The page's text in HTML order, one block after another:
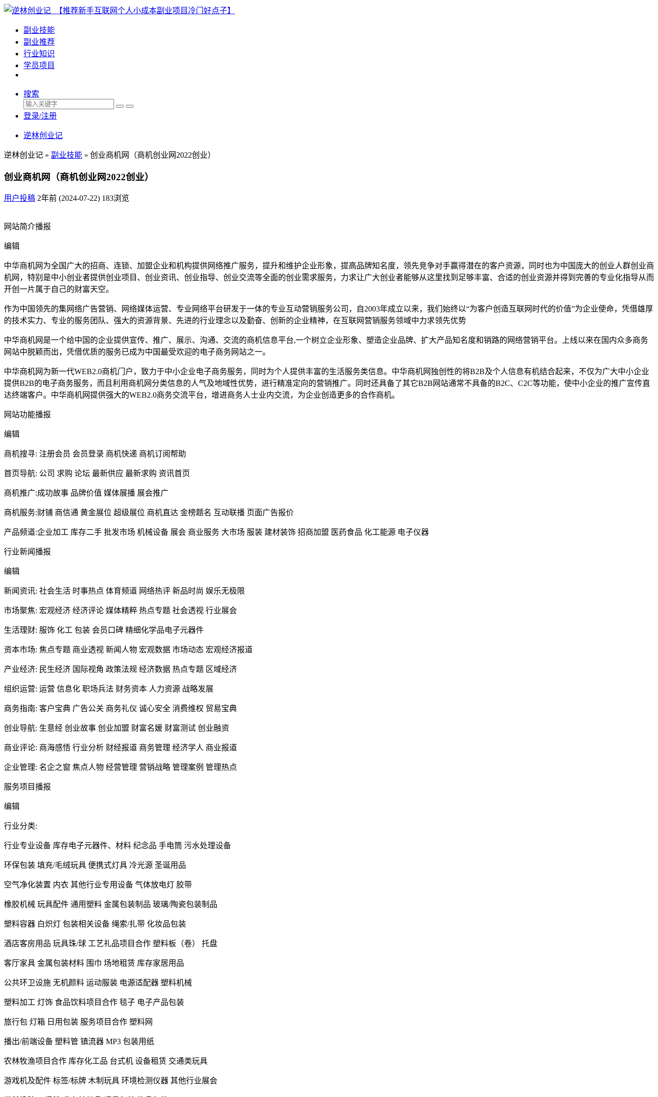
副业技能
副业推荐
行业知识
学员项目
搜索
登录/注册
逆林创业记
逆林创业记 » 副业技能 » 创业商机网（商机创业网2022创业）
创业商机网（商机创业网2022创业）
用户投稿 2年前 (2024-07-22) 183浏览
网站简介播报
编辑
中华商机网为全国广大的招商、连锁、加盟企业和机构提供网络推广服务，提升和维护企业形象，提高品牌知名度，领先竞争对手赢得潜在的客户资源，同时也为中国庞大的创业人群创业商
机网，特别是中小创业者提供创业项目、创业资讯、创业指导、创业交流等全面的创业需求服务，力求让广大创业者能够从这里找到足够丰富、合适的创业资源并得到完善的专业化指导从而
开创一片属于自己的财富天空。
作为中国领先的集网络广告营销、网络媒体运营、专业网络平台研发于一体的专业互动营销服务公司，自2003年成立以来，我们始终以“为客户创造互联网时代的价值”为企业使命，凭借雄厚
的技术实力、专业的服务团队、强大的资源背景、先进的行业理念以及勤奋、创新的企业精神，在互联网营销服务领域中力求领先优势
中华商机网是一个给中国的企业提供宣传、推广、展示、沟通、交流的商机信息平台,一个树立企业形象、塑造企业品牌、扩大产品知名度和销路的网络营销平台。上线以来在国内众多商务
网站中脱颖而出，凭借优质的服务已成为中国最受欢迎的电子商务网站之一。
中华商机网为新一代WEB2.0商机门户，致力于中小企业电子商务服务，同时为个人提供丰富的生活服务类信息。中华商机网独创性的将B2B及个人信息有机结合起来，不仅为广大中小企业
提供B2B的电子商务服务，而且利用商机网分类信息的人气及地域性优势，进行精准定向的营销推广。同时还具备了其它B2B网站通常不具备的B2C、C2C等功能，使中小企业的推广宣传直
达终端客户。中华商机网提供强大的WEB2.0商务交流平台，增进商务人士业内交流，为企业创造更多的合作商机。
网站功能播报
编辑
商机搜寻: 注册会员 会员登录 商机快递 商机订阅帮助
首页导航: 公司 求购 论坛 最新供应 最新求购 资讯首页
商机推广:成功故事 品牌价值 媒体展播 展会推广
商机服务:财铺 商信通 黄金展位 超级展位 商机直达 金榜题名 互动联播 页面广告报价
产品频道:企业加工 库存二手 批发市场 机械设备 展会 商业服务 大市场 服装 建材装饰 招商加盟 医药食品 化工能源 电子仪器
行业新闻播报
编辑
新闻资讯: 社会生活 时事热点 体育频道 网络热评 新品时尚 娱乐无极限
市场聚焦: 宏观经济 经济评论 媒体精粹 热点专题 社会透视 行业展会
生活理财: 服饰 化工 包装 会员口碑 精细化学品电子元器件
资本市场: 焦点专题 商业透视 新闻人物 宏观数据 市场动态 宏观经济报道
产业经济: 民生经济 国际视角 政策法规 经济数据 热点专题 区域经济
组织运营: 运营 信息化 职场兵法 财务资本 人力资源 战略发展
商务指南: 客户宝典 广告公关 商务礼仪 诚心安全 消费维权 贸易宝典
创业导航: 生意经 创业故事 创业加盟 财富名媛 财富测试 创业融资
商业评论: 商海感悟 行业分析 财经报道 商务管理 经济学人 商业报道
企业管理: 名企之窗 焦点人物 经营管理 营销战略 管理案例 管理热点
服务项目播报
编辑
行业分类:
行业专业设备 库存电子元器件、材料 纪念品 手电筒 污水处理设备
环保包装 填充/毛绒玩具 便携式灯具 冷光源 圣诞用品
空气净化装置 内衣 其他行业专用设备 气体放电灯 胶带
橡胶机械 玩具配件 通用塑料 金属包装制品 玻璃/陶瓷包装制品
塑料容器 白炽灯 包装相关设备 绳索/扎带 化妆品包装
酒店客房用品 玩具珠/球 工艺礼品项目合作 塑料板（卷） 托盘
客厅家具 金属包装材料 围巾 场地租赁 库存家居用品
公共环卫设施 无机颜料 运动服装 电源适配器 塑料机械
塑料加工 灯饰 食品饮料项目合作 毯子 电子产品包装
旅行包 灯箱 日用包装 服务项目合作 塑料网
播出/前端设备 塑料管 镇流器 MP3 包装用纸
农林牧渔项目合作 库存化工品 台式机 设备租赁 交通类玩具
游戏机及配件 标签/标牌 木制玩具 环境检测仪器 其他行业展会